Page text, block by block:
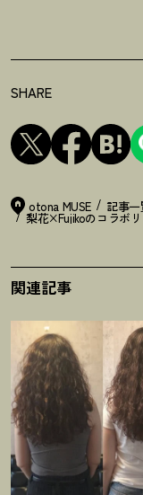
SHARE
otona MUSE 記事一
梨花×Fujikoのコラボ
関連記事